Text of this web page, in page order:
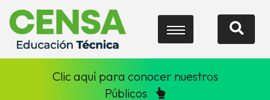
Clic aquí para conocer nuestros
Públicos